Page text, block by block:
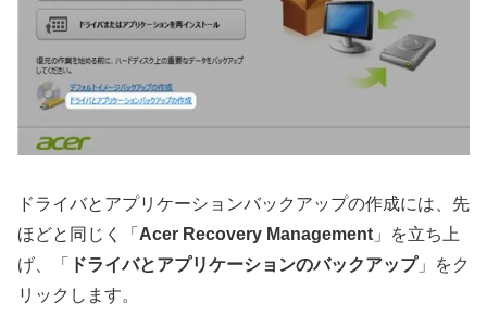
ドライバとアプリケーションバックアップの作成には、先
ほどと同じく「 Acer Recovery Management 」を立ち上
げ、「
ドライバとアプリケーションのバックアップ」をク
リックします。